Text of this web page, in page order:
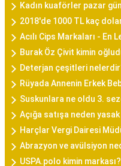
Kadın kuaförler pazar
2018'de 1000 TL kaç
Acılı Cips Markaları - En
Burak Öz Çivit kimin
Deterjan çeşitleri
Rüyada Annenin Erkek
Suskunlara ne oldu 3.
Açığa satışa neden
Harçlar Vergi Dairesi
Abrazyon ve avülsiyon
USPA.polo kimin markası?